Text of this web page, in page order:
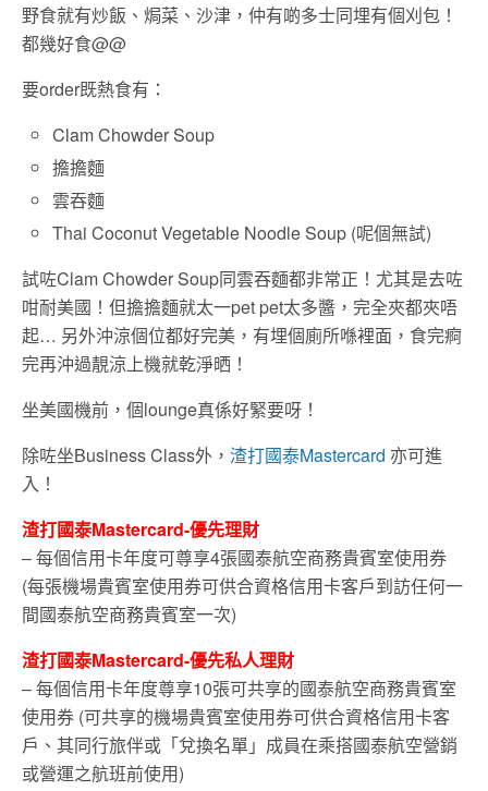
野食就有炒飯、焗菜、沙津，仲有啲多士同埋有個刈包！
都幾好食@@
要order既熱食有：
Clam Chowder Soup
擔擔麵
雲吞麵
Thai Coconut Vegetable Noodle Soup (呢個無試)
試咗Clam Chowder Soup同雲吞麵都非常正！尤其是去咗
咁耐美國！但擔擔麵就太一pet pet太多醬，完全夾都夾唔
起… 另外沖涼個位都好完美，有埋個廁所喺裡面，食完痾
完再沖過靚涼上機就乾淨晒！
坐美國機前，個lounge真係好緊要呀！
除咗坐Business Class外， 渣打國泰Mastercard 亦可進
入！
渣打國泰Mastercard-優先理財
– 每個信用卡年度可尊享4張國泰航空商務貴賓室使用券
(每張機場貴賓室使用券可供合資格信用卡客戶到訪任何一
間國泰航空商務貴賓室一次)
渣打國泰Mastercard-優先私人理財
– 每個信用卡年度尊享10張可共享的國泰航空商務貴賓室
使用券 (可共享的機場貴賓室使用券可供合資格信用卡客
戶、其同行旅伴或「兌換名單」成員在乘搭國泰航空營銷
或營運之航班前使用)